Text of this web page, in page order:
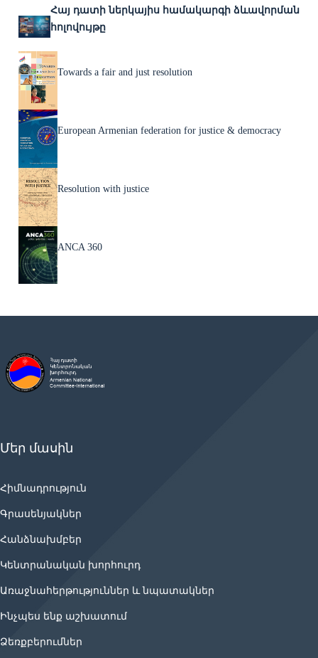
Հայ դատի ներկայիս համակարգի ձևավորման
հոլովույթը
Towards a fair and just resolution
European Armenian federation for justice & democracy
Resolution with justice
ANCA 360
Մեր մասին
Հիմնադրություն
Գրասենյակներ
Հանձնախմբեր
Կենտրանական խորհուրդ
Առաջնահերթություններ և նպատակներ
Ինչպես ենք աշխատում
Ձեռքբերումներ